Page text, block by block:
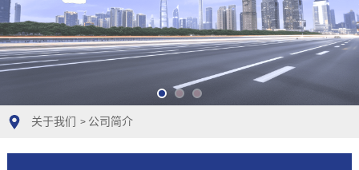
关于我们 > 公司简介